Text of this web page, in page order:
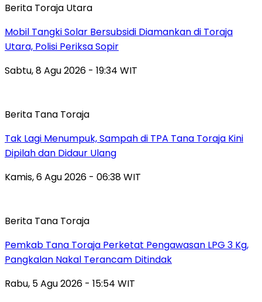
Berita Toraja Utara
Mobil Tangki Solar Bersubsidi Diamankan di Toraja
Utara, Polisi Periksa Sopir
Sabtu, 8 Agu 2026 - 19:34 WIT
Berita Tana Toraja
Tak Lagi Menumpuk, Sampah di TPA Tana Toraja Kini
Dipilah dan Didaur Ulang
Kamis, 6 Agu 2026 - 06:38 WIT
Berita Tana Toraja
Pemkab Tana Toraja Perketat Pengawasan LPG 3 Kg,
Pangkalan Nakal Terancam Ditindak
Rabu, 5 Agu 2026 - 15:54 WIT